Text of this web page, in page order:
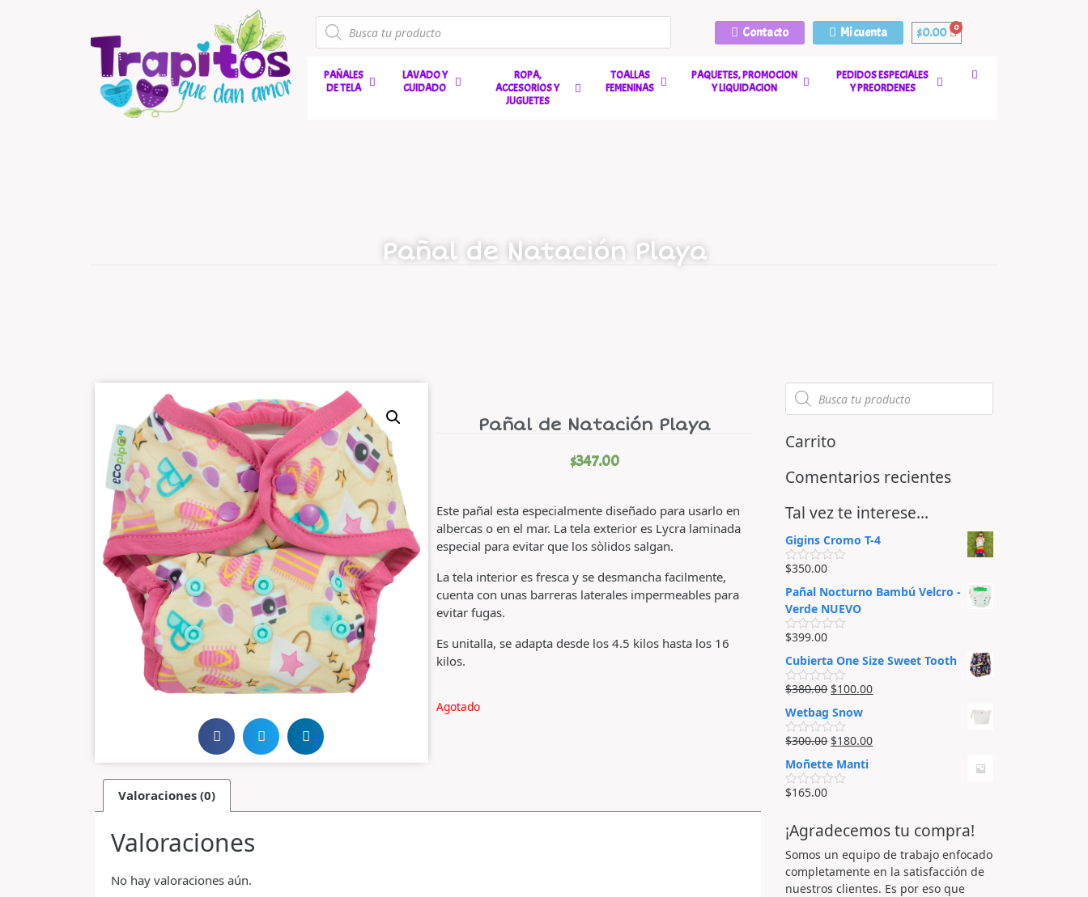
Contacto Mi cuenta $0.00
PAÑALES
DE TELA
LAVADO Y
CUIDADO
ROPA,
ACCESORIOS Y
JUGUETES
TOALLAS
FEMENINAS
PAQUETES, PROMOCION
Y LIQUIDACION
PEDIDOS ESPECIALES
Y PREORDENES
Pañal de Natación Playa
Pañal de Natación Playa
$347.00
Este pañal esta especialmente diseñado para usarlo en
albercas o en el mar. La tela exterior es Lycra laminada
especial para evitar que los sòlidos salgan.
La tela interior es fresca y se desmancha facilmente,
cuenta con unas barreras laterales impermeables para
evitar fugas.
Es unitalla, se adapta desde los 4.5 kilos hasta los 16
kilos.
Agotado
Valoraciones (0)
Valoraciones
No hay valoraciones aún.
Carrito
Comentarios recientes
Tal vez te interese…
Gigins Cromo T-4
V
l
o
r
a
d
e
n
0
d
e
5
$350.00
Pañal Nocturno Bambú Velcro -
Verde NUEVO
V
l
o
r
a
d
o
e
n
d
e
5
$399.00
Cubierta One Size Sweet Tooth
V
l
o
r
a
d
o
e
n
e
5
$380.00 $100.00
Wetbag Snow
V
l
o
r
a
e
0
d
e
5
$300.00 $180.00
Moñette Manti
V
o
r
a
o
e
$165.00
¡Agradecemos tu compra!
Somos un equipo de trabajo enfocado
completamente en la satisfacción de
nuestros clientes. Es por eso que